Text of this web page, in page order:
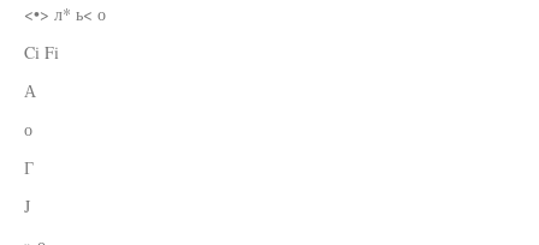
<•> л* ь< о
Ci Fi
А
о
Г
J